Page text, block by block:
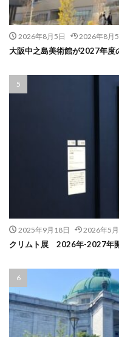
2026年8月5日 2026年8月
大阪中之島美術館が2027年度
2025年9月18日 2026年5
クリムト展 2026年-2027年